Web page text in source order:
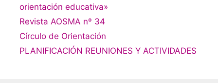
orientación educativa»
Revista AOSMA nº 34
Círculo de Orientación
PLANIFICACIÓN REUNIONES Y ACTIVIDADES